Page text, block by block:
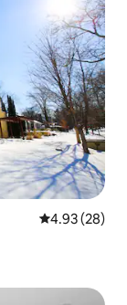
レビュー28
4.93 (28)